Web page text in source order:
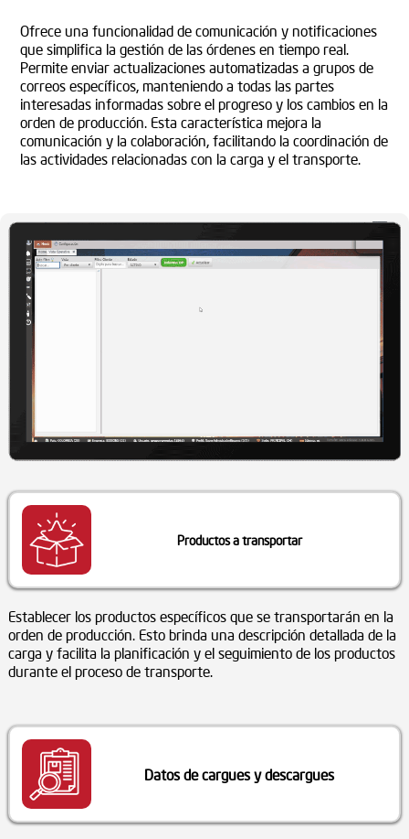
Ofrece una funcionalidad de comunicación y notificaciones
que simplifica la gestión de las órdenes en tiempo real.
Permite enviar actualizaciones automatizadas a grupos de
correos específicos, manteniendo a todas las partes
interesadas informadas sobre el progreso y los cambios en la
orden de producción. Esta característica mejora la
comunicación y la colaboración, facilitando la coordinación de
las actividades relacionadas con la carga y el transporte.
Productos a transportar
Establecer los productos específicos que se transportarán en la
orden de producción. Esto brinda una descripción detallada de la
carga y facilita la planificación y el seguimiento de los productos
durante el proceso de transporte.
Datos de cargues y descargues